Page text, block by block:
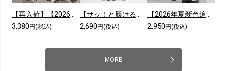
3,380 円(税込) 2,690 円(税込) 2,950 円(税込)
MORE